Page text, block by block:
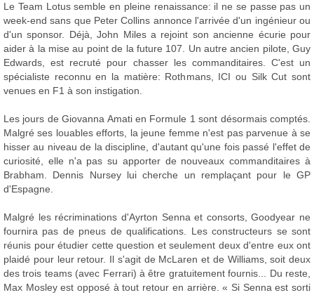
Le Team Lotus semble en pleine renaissance: il ne se passe pas un
week-end sans que Peter Collins annonce l'arrivée d'un ingénieur ou
d'un sponsor. Déjà, John Miles a rejoint son ancienne écurie pour
aider à la mise au point de la future 107. Un autre ancien pilote, Guy
Edwards, est recruté pour chasser les commanditaires. C'est un
spécialiste reconnu en la matière: Rothmans, ICI ou Silk Cut sont
venues en F1 à son instigation.
Les jours de Giovanna Amati en Formule 1 sont désormais comptés.
Malgré ses louables efforts, la jeune femme n'est pas parvenue à se
hisser au niveau de la discipline, d'autant qu'une fois passé l'effet de
curiosité, elle n'a pas su apporter de nouveaux commanditaires à
Brabham. Dennis Nursey lui cherche un remplaçant pour le GP
d'Espagne.
Malgré les récriminations d'Ayrton Senna et consorts, Goodyear ne
fournira pas de pneus de qualifications. Les constructeurs se sont
réunis pour étudier cette question et seulement deux d'entre eux ont
plaidé pour leur retour. Il s'agit de McLaren et de Williams, soit deux
des trois teams (avec Ferrari) à être gratuitement fournis... Du reste,
Max Mosley est opposé à tout retour en arrière. « Si Senna est sorti